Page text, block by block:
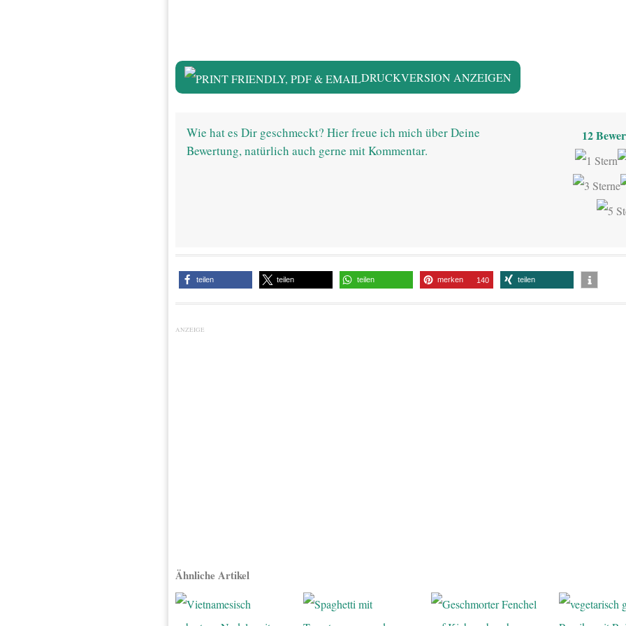
DRUCKVERSION ANZEIGEN
Wie hat es Dir geschmeckt? Hier freue ich mich über Deine
Bewertung, natürlich auch gerne mit Kommentar.
12
teilen teilen teilen merken 140 teilen
ANZEIGE
Ähnliche Artikel